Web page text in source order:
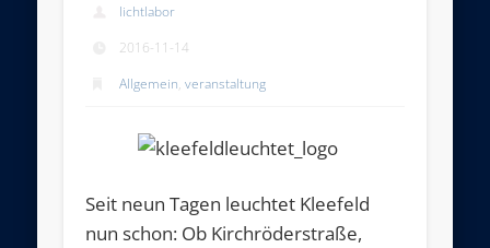
lichtlabor
2016-11-14
Allgemein,veranstaltung
Seit neun Tagen leuchtet Kleefeld
nun schon: Ob Kirchröderstraße,